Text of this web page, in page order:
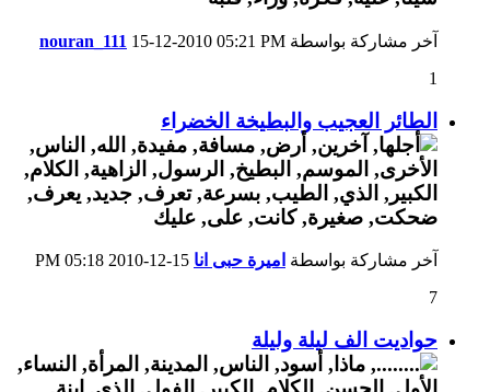
آخر مشاركة بواسطة nouran_111 15-12-2010 05:21 PM
1
الطائر العجيب والبطيخة الخضراء
آخر مشاركة بواسطة اميرة حبى انا
05:18 PM
7
حواديت الف ليلة وليلة